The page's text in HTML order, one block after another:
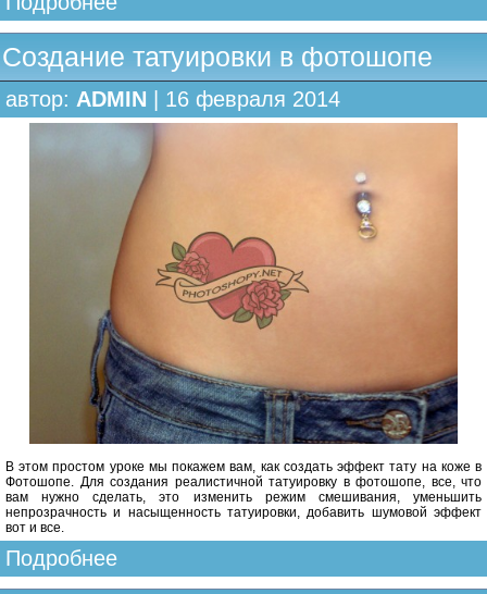
Создание татуировки в фотошопе
автор: ADMIN | 16 февраля 2014
В этом простом уроке мы покажем вам, как создать эффект тату на коже в
Фотошопе. Для создания реалистичной татуировку в фотошопе, все, что
вам нужно сделать, это изменить режим смешивания, уменьшить
непрозрачность и насыщенность татуировки, добавить шумовой эффект
вот и все.
Подробнее